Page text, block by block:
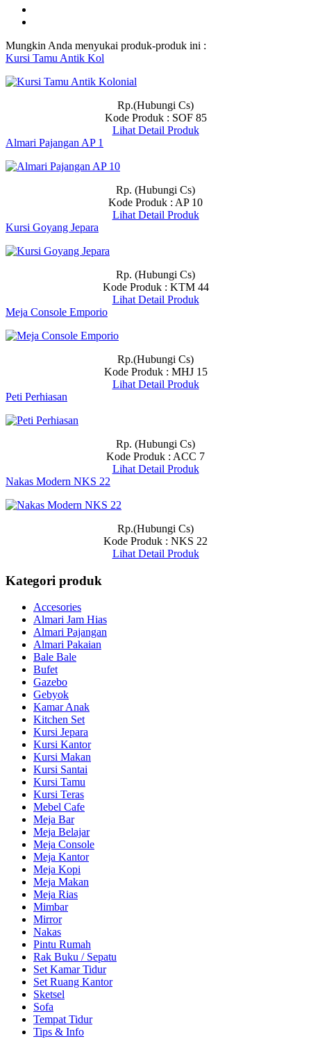
Mungkin Anda menyukai produk-produk ini :
Kursi Tamu Antik Kol
Rp.(Hubungi Cs)
Kode Produk : SOF 85
Lihat Detail Produk
Almari Pajangan AP 1
Rp. (Hubungi Cs)
Kode Produk : AP 10
Lihat Detail Produk
Kursi Goyang Jepara
Rp. (Hubungi Cs)
Kode Produk : KTM 44
Lihat Detail Produk
Meja Console Emporio
Rp.(Hubungi Cs)
Kode Produk : MHJ 15
Lihat Detail Produk
Peti Perhiasan
Rp. (Hubungi Cs)
Kode Produk : ACC 7
Lihat Detail Produk
Nakas Modern NKS 22
Rp.(Hubungi Cs)
Kode Produk : NKS 22
Lihat Detail Produk
Kategori produk
Accesories
Almari Jam Hias
Almari Pajangan
Almari Pakaian
Bale Bale
Bufet
Gazebo
Gebyok
Kamar Anak
Kitchen Set
Kursi Jepara
Kursi Kantor
Kursi Makan
Kursi Santai
Kursi Tamu
Kursi Teras
Mebel Cafe
Meja Bar
Meja Belajar
Meja Console
Meja Kantor
Meja Kopi
Meja Makan
Meja Rias
Mimbar
Mirror
Nakas
Pintu Rumah
Rak Buku / Sepatu
Set Kamar Tidur
Set Ruang Kantor
Sketsel
Sofa
Tempat Tidur
Tips & Info